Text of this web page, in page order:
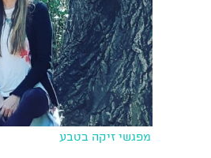
מפגשי זיקה בטבע